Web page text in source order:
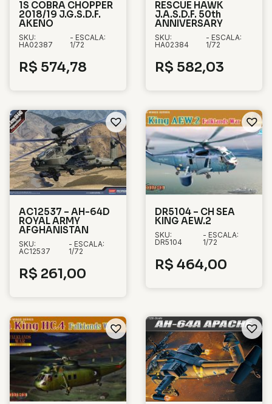
1S COBRA CHOPPER
2018/19 J.G.S.D.F.
AKENO
SKU:
HA02387
- ESCALA:
1/72
R$ 574,78
RESCUE HAWK
J.A.S.D.F. 50th
ANNIVERSARY
SKU:
HA02384
- ESCALA:
1/72
R$ 582,03
AC12537 – AH-64D
ROYAL ARMY
AFGHANISTAN
SKU:
AC12537
- ESCALA:
1/72
R$ 261,00
DR5104 – CH SEA
KING AEW.2
SKU:
DR5104
- ESCALA:
1/72
R$ 464,00